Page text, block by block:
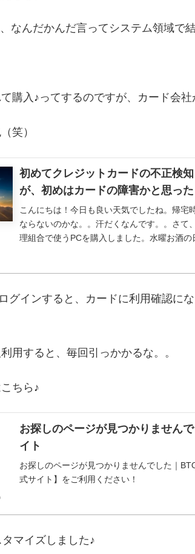
なんだかんだ言ってシステム領域で
購入♪ってするのですが、カード会
笑）
初めてクレジットカードの不正検
が、初めはカードの障害かと思った
こんにちは！今日も良い天気でしたね。帰宅
ならないのかな。。汗だくなんです。。さて
理組合で使うPCを購入しました。水曜お酒
グインすると、カードに利用確認に
用すると、毎回引っかかるな。。
ちら♪
お探しのページが見つかりません
イト
お探しのページが見つかりませんでした｜
式サイト】をご利用ください！
マイズしました♪